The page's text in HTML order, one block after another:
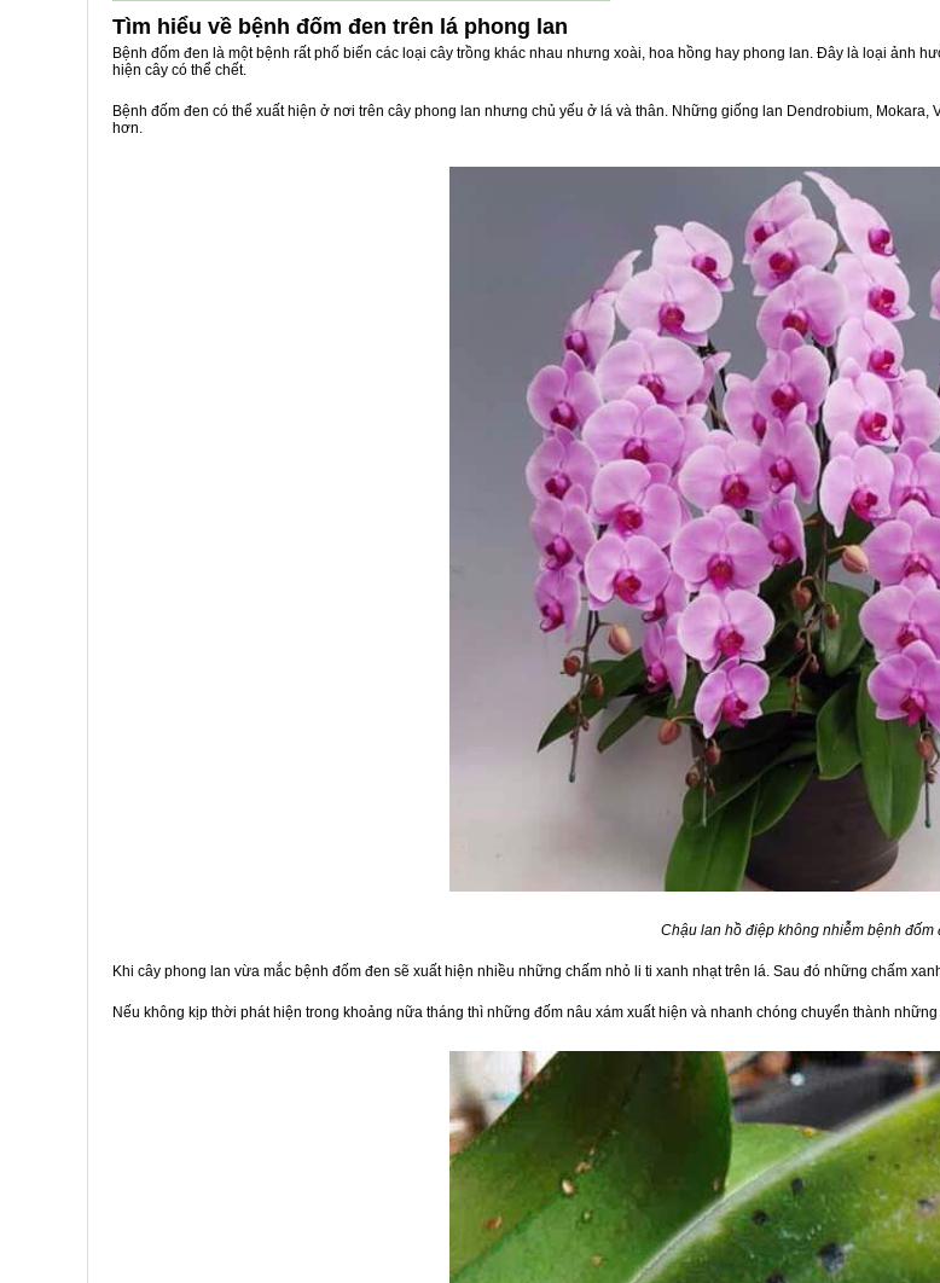
Tìm hiểu về bệnh đốm đen trên lá phong lan
Bệnh đốm đen là một bệnh rất phố biến các loại cây trồng khác nhau nhưng xoài, hoa hồng hay phong lan. Đây là loại ảnh
hiện cây có thể chết.
Bệnh đốm đen có thể xuất hiện ở nơi trên cây phong lan nhưng chủ yếu ở lá và thân. Những giống lan Dendrobium, Mokara,
hơn.
Chậu lan hồ điệp không nhiễm bệnh đốm
Khi cây phong lan vừa mắc bệnh đốm đen sẽ xuất hiện nhiều những chấm nhỏ li ti xanh nhạt trên lá. Sau đó những chấm
Nếu không kịp thời phát hiện trong khoảng nữa tháng thì những đốm nâu xám xuất hiện và nhanh chóng chuyển thành